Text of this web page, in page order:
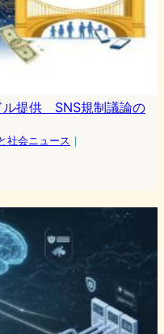
ル提供 SNS規制議論の
社会ニュース ｜